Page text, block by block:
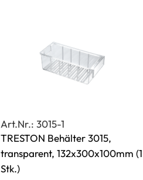
Art.Nr.: 3015-1
TRESTON Behälter 3015,
transparent, 132x300x100mm(1
Stk.)